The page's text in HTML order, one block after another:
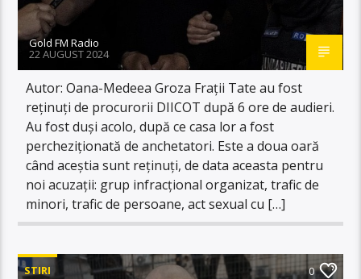
Gold FM Radio
22 AUGUST 2024
Autor: Oana-Medeea Groza Frații Tate au fost
reținuți de procurorii DIICOT după 6 ore de audieri.
Au fost duși acolo, după ce casa lor a fost
percheziționată de anchetatori. Este a doua oară
când aceștia sunt reținuți, de data aceasta pentru
noi acuzații: grup infracțional organizat, trafic de
minori, trafic de persoane, act sexual cu […]
STIRI 0